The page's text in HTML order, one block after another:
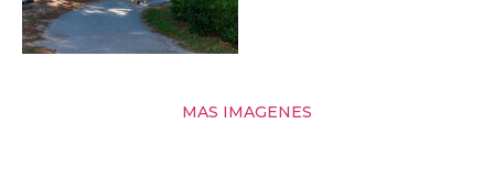
MAS IMAGENES